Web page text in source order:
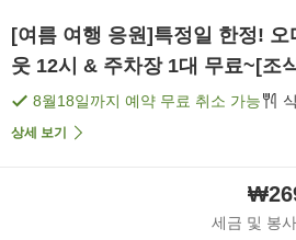
[여름 여행 응원]특정일 한정!
웃 12시 & 주차장 1대 무료~[조
8월18일까지 예약 무료 취소 가능
상세 보기
세금 및 봉